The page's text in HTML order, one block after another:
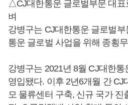
△CJ대한통운 글로벌부문 대표
벼
강병구는 CJ대한통운 글로벌
통운 글로벌 사업을 위해 종횡
강병구는 2021년 8월 CJ대한
영입됐다. 이후 2년6개월 간 CJ
모 물류센터 구축, 신규 국가 진